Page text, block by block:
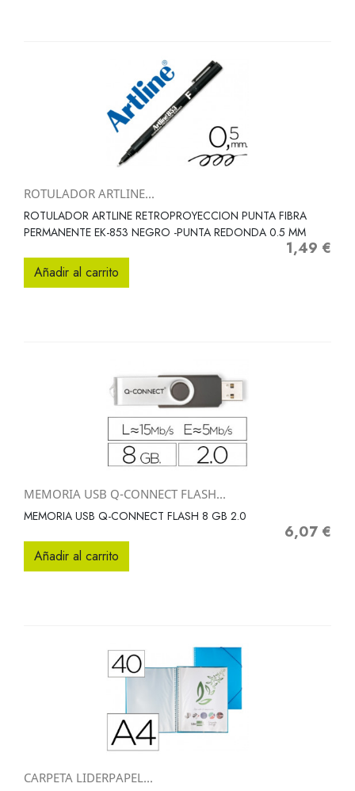
ROTULADOR ARTLINE...
ROTULADOR ARTLINE RETROPROYECCION PUNTA FIBRA
PERMANENTE EK-853 NEGRO -PUNTA REDONDA 0.5 MM
Precio
1,49 €
Añadir al carrito
MEMORIA USB Q-CONNECT FLASH...
MEMORIA USB Q-CONNECT FLASH 8 GB 2.0
Precio
6,07 €
Añadir al carrito
CARPETA LIDERPAPEL...